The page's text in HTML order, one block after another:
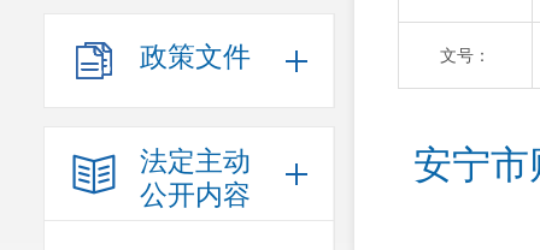
政策文件
法定主动
公开内容
文号：
安宁